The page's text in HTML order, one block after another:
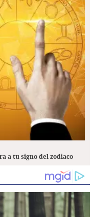
a tu signo del zodiaco